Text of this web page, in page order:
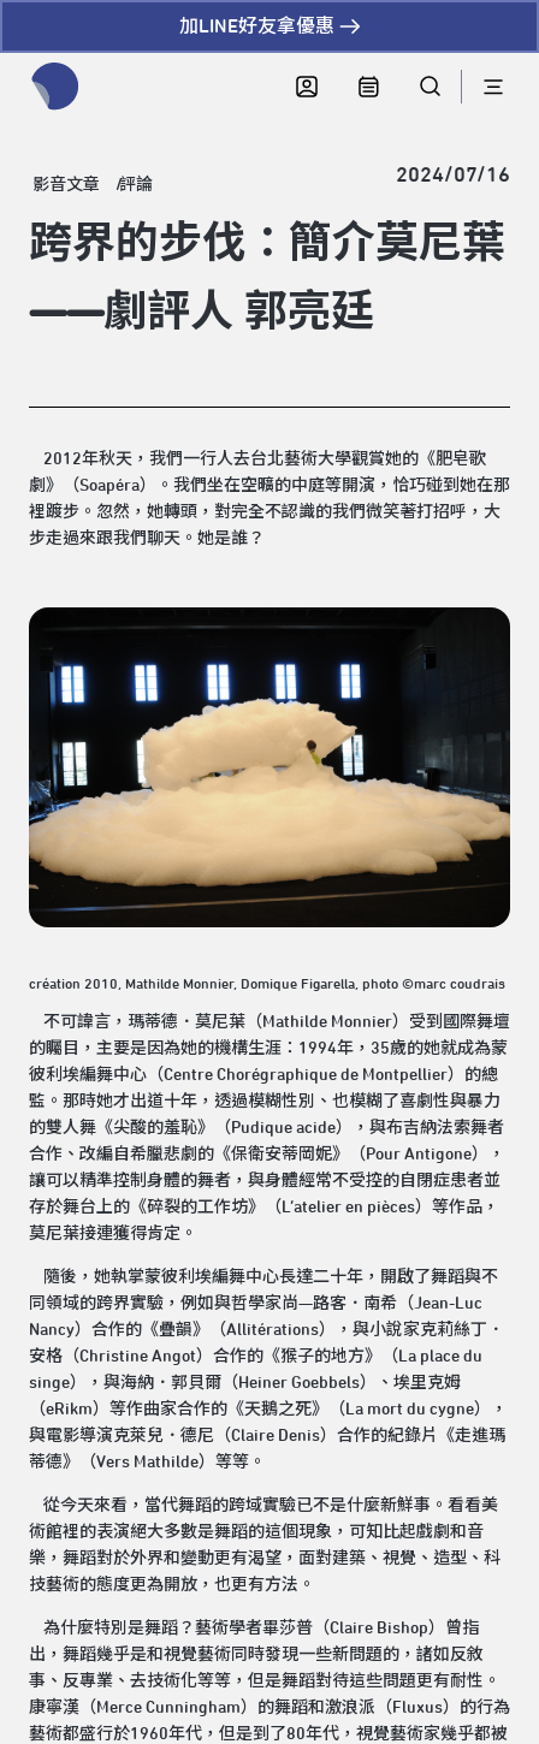
加LINE好友拿優惠
影音文章 評論 2024/07/16
跨界的步伐：簡介莫尼葉
——劇評人 郭亮廷
2012年秋天，我們一行人去台北藝術大學觀賞她的《肥皂歌
劇》（Soapéra）。我們坐在空曠的中庭等開演，恰巧碰到她在那
裡踱步。忽然，她轉頭，對完全不認識的我們微笑著打招呼，大
步走過來跟我們聊天。她是誰？
création 2010, Mathilde Monnier, Domique Figarella, photo ©marc coudrais
不可諱言，瑪蒂德．莫尼葉（Mathilde Monnier）受到國際舞壇
的矚目，主要是因為她的機構生涯：1994年，35歲的她就成為蒙
彼利埃編舞中心（Centre Chorégraphique de Montpellier）的總
監。那時她才出道十年，透過模糊性別、也模糊了喜劇性與暴力
的雙人舞《尖酸的羞恥》（Pudique acide），與布吉納法索舞者
合作、改編自希臘悲劇的《保衛安蒂岡妮》（Pour Antigone），
讓可以精準控制身體的舞者，與身體經常不受控的自閉症患者並
存於舞台上的《碎裂的工作坊》（L’atelier en pièces）等作品，
莫尼葉接連獲得肯定。
隨後，她執掌蒙彼利埃編舞中心長達二十年，開啟了舞蹈與不
同領域的跨界實驗，例如與哲學家尚—路客．南希（Jean-Luc
Nancy）合作的《疊韻》（Allitérations），與小說家克莉絲丁．
安格（Christine Angot）合作的《猴子的地方》（La place du
singe），與海納．郭貝爾（Heiner Goebbels）、埃里克姆
（eRikm）等作曲家合作的《天鵝之死》（La mort du cygne），
與電影導演克萊兒．德尼（Claire Denis）合作的紀錄片《走進瑪
蒂德》（Vers Mathilde）等等。
從今天來看，當代舞蹈的跨域實驗已不是什麼新鮮事。看看美
術館裡的表演絕大多數是舞蹈的這個現象，可知比起戲劇和音
樂，舞蹈對於外界和變動更有渴望，面對建築、視覺、造型、科
技藝術的態度更為開放，也更有方法。
為什麼特別是舞蹈？藝術學者畢莎普（Claire Bishop）曾指
出，舞蹈幾乎是和視覺藝術同時發現一些新問題的，諸如反敘
事、反專業、去技術化等等，但是舞蹈對待這些問題更有耐性。
康寧漢（Merce Cunningham）的舞蹈和激浪派（Fluxus）的行為
藝術都盛行於1960年代，但是到了80年代，視覺藝術家幾乎都被